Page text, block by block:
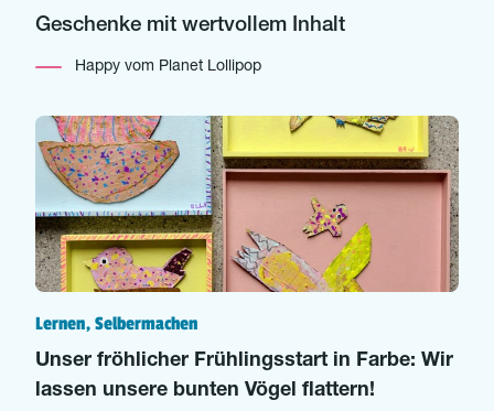
Geschenke mit wertvollem Inhalt
Happy vom Planet Lollipop
Lernen, Selbermachen
Unser fröhlicher Frühlingsstart in Farbe: Wir
lassen unsere bunten Vögel flattern!